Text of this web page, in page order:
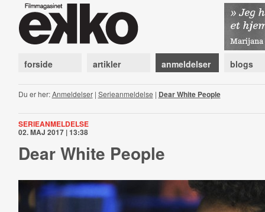
forside artikler anmeldelser blogs
Du er her:Anmeldelser| Serieanmeldelse | Dear White People
SERIEANMELDELSE
02. MAJ 2017 | 13:38
Dear White People